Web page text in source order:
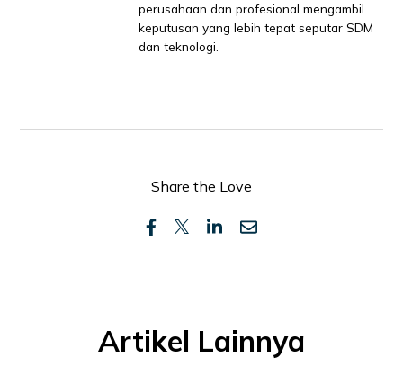
perusahaan dan profesional mengambil
keputusan yang lebih tepat seputar SDM
dan teknologi.
Share the Love
Artikel Lainnya